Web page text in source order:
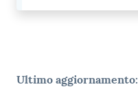
Ultimo aggiornamento: